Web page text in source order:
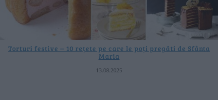
Torturi festive – 10 rețete pe care le poți pregăti de Sfânta
Maria
13.08.2025